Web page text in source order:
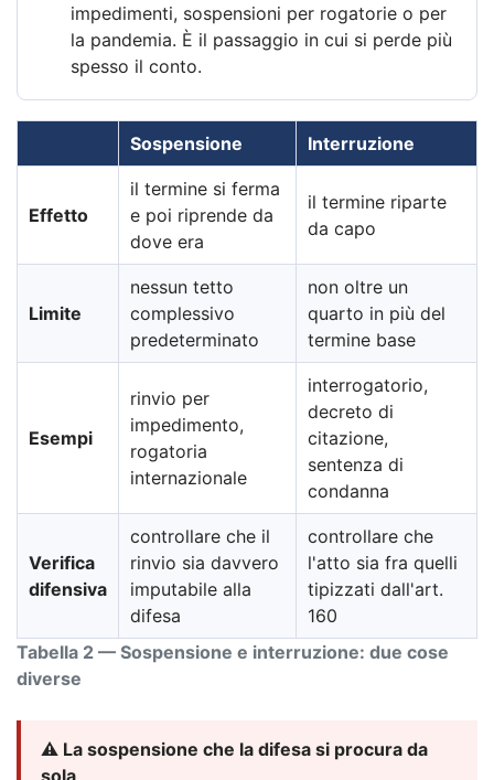
impedimenti, sospensioni per rogatorie o per
la pandemia. È il passaggio in cui si perde più
spesso il conto.
Tabella 2 — Sospensione e interruzione: due cose
diverse
Sospensione Interruzione
Effetto
il termine si ferma
e poi riprende da
dove era
il termine riparte
da capo
Limite
nessun tetto
complessivo
predeterminato
non oltre un
quarto in più del
termine base
Esempi
rinvio per
impedimento,
rogatoria
internazionale
interrogatorio,
decreto di
citazione,
sentenza di
condanna
Verifica
difensiva
controllare che il
rinvio sia davvero
imputabile alla
difesa
controllare che
l'atto sia fra quelli
tipizzati dall'art.
160
⚠️ La sospensione che la difesa si procura da
sola